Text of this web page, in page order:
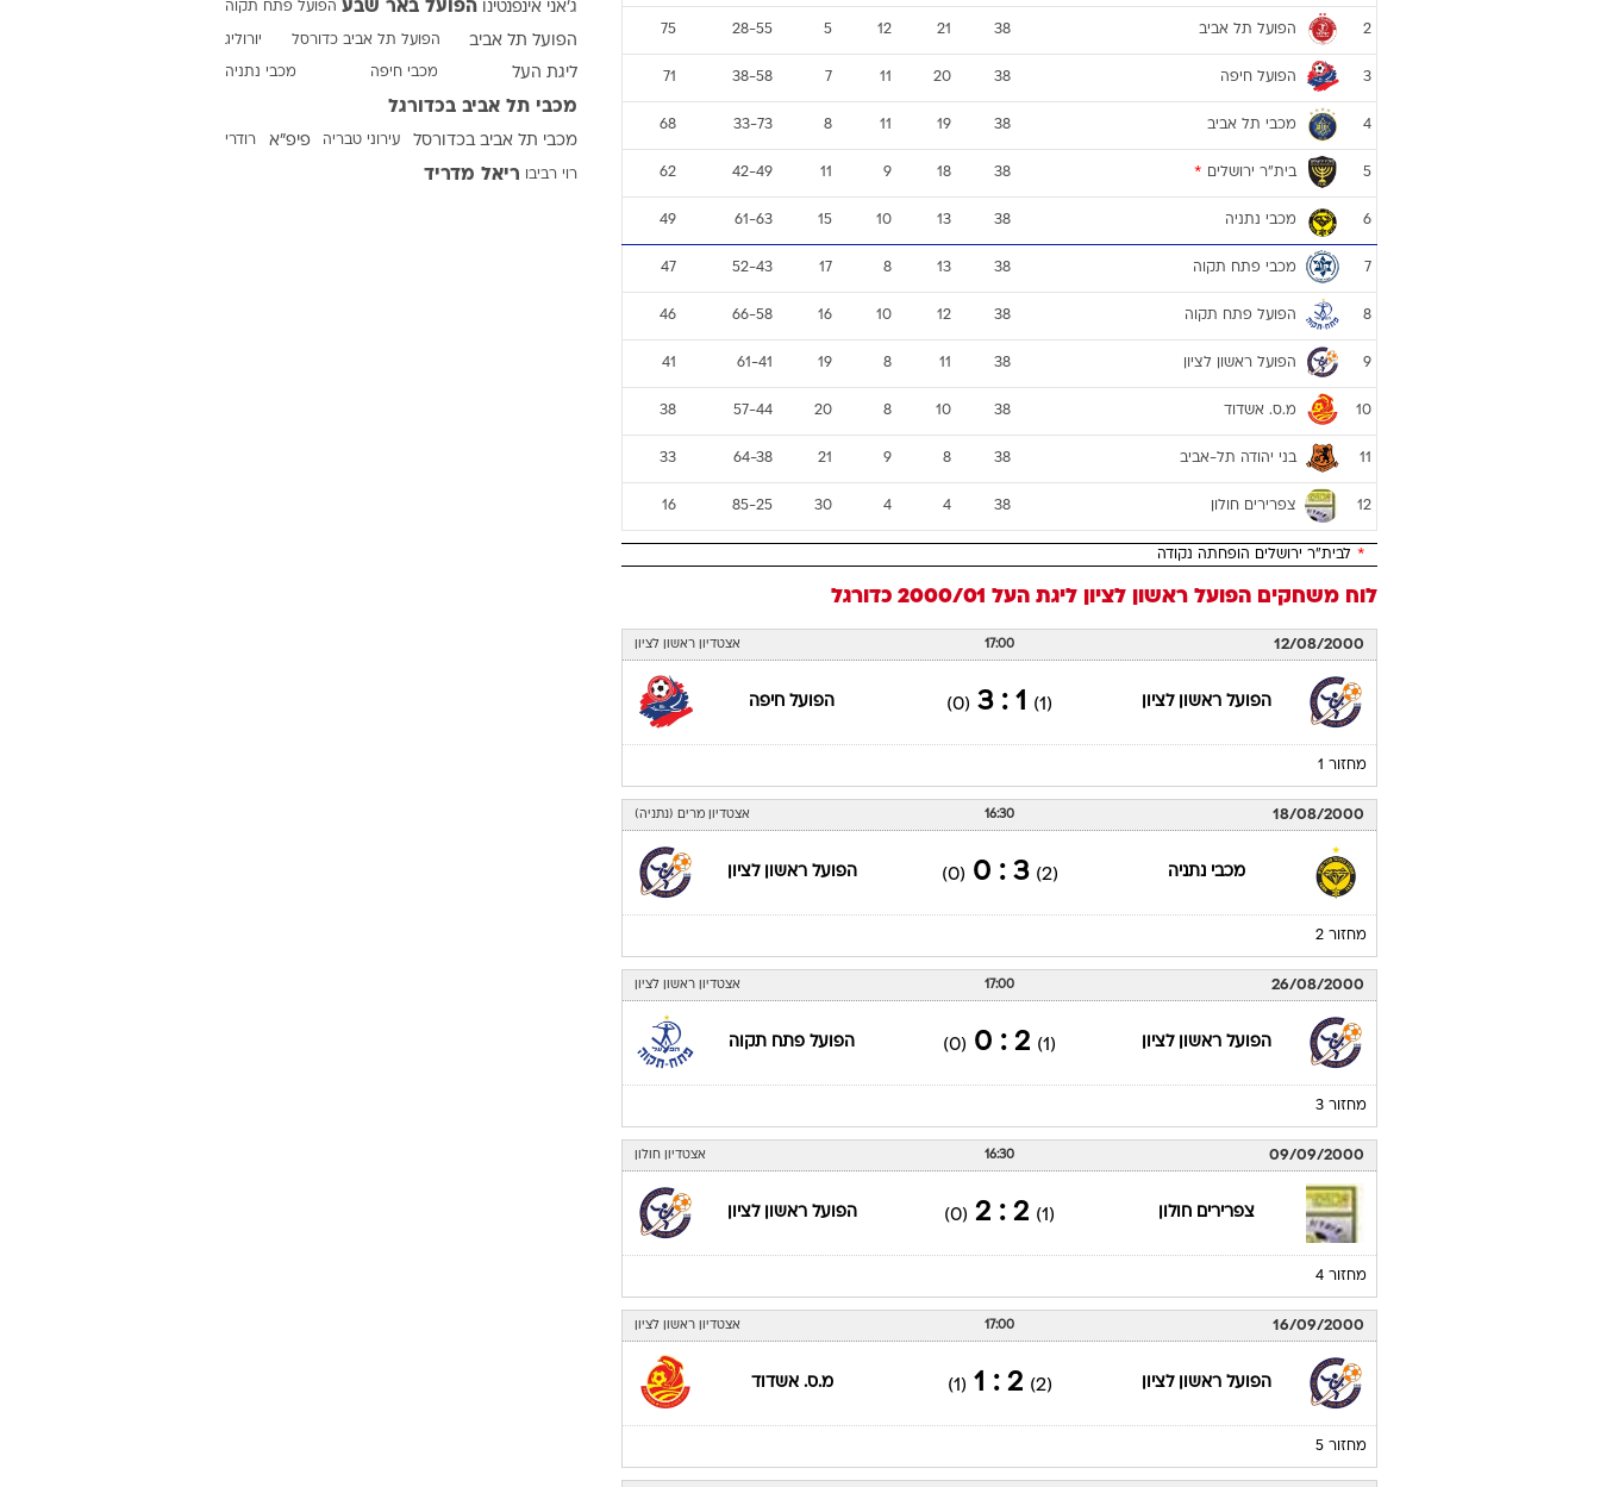
ענפים נוספים
לוח שידורים
החידה של ספורט1
ארכיון מדורים מחוץ לקווים
כתבו לנו
2 הפועל תל אביב 38
21
12
5
28-55
75
3 הפועל חיפה 38
20
11
7
38-58
71
4 מכבי תל אביב 38
19
11
8
33-73
68
5 בית"ר ירושלים *
38
18
9
11
42-49
62
6 מכבי נתניה 38
13
10
15
61-63
49
7 מכבי פתח תקוה 38
13
8
17
52-43
47
8 הפועל פתח תקוה 38
12
10
16
66-58
46
9 הפועל ראשון לציון 38
11
8
19
61-41
41
10 מ.ס. אשדוד 38
10
8
20
57-44
38
11 בני יהודה תל-אביב 38
8
9
21
64-38
33
12 צפרירים חולון 38
4
4
30
85-25
16
* לבית"ר ירושלים הופחתה נקודה
לוח משחקים הפועל ראשון לציון ליגת העל 2000/01 כדורגל
12/08/2000
17:00 אצטדיון ראשון לציון
הפועל ראשון לציון (1)
1 : 3
(0) הפועל חיפה
מחזור 1
18/08/2000
16:30 אצטדיון מרים (נתניה)
מכבי נתניה (2)
3 : 0
(0) הפועל ראשון לציון
מחזור 2
26/08/2000
17:00 אצטדיון ראשון לציון
הפועל ראשון לציון (1)
2 : 0
(0) הפועל פתח תקוה
מחזור 3
09/09/2000
16:30 אצטדיון חולון
צפרירים חולון (1)
2 : 2
(0) הפועל ראשון לציון
מחזור 4
16/09/2000
17:00 אצטדיון ראשון לציון
הפועל ראשון לציון (2)
2 : 1
(1) מ.ס. אשדוד
מחזור 5
ג'אני אינפנטינו הפועל באר שבע הפועל פתח תקוה
הפועל תל אביב הפועל תל אביב כדורסל יורוליג
ליגת העל מכבי חיפה מכבי נתניה
מכבי תל אביב בכדורגל
מכבי תל אביב בכדורסל עירוני טבריה פיפ"א רודרי
רוי רביבו ריאל מדריד